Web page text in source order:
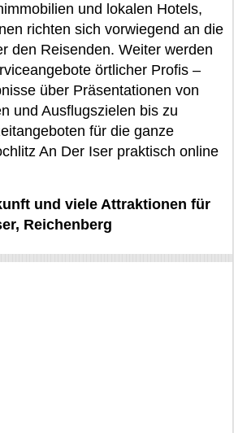
und lokalen Hotels,
richten sich vorwiegend an die
den Reisenden. Weiter werden
örtlicher Profis –
über Präsentationen von
und Ausflugszielen bis zu
für die ganze
An Der Iser praktisch online
und viele Attraktionen für
Reichenberg